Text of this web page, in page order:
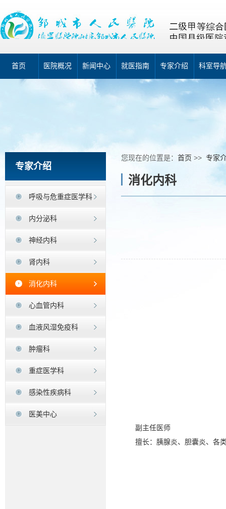
首页 医院概况 新闻中心 就医指南 专家介绍 科室导
专家介绍
呼吸与危重症医学科
内分泌科
神经内科
肾内科
消化内科
心血管内科
血液风湿免疫科
肿瘤科
重症医学科
感染性疾病科
医美中心
您现在的位置是： 首页 >> 专家
消化内科
副主任医师
擅长：胰腺炎、胆囊炎、各